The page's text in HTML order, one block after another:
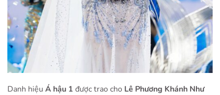
Danh hiệu Á hậu 1 được trao cho Lê Phương Khánh Như